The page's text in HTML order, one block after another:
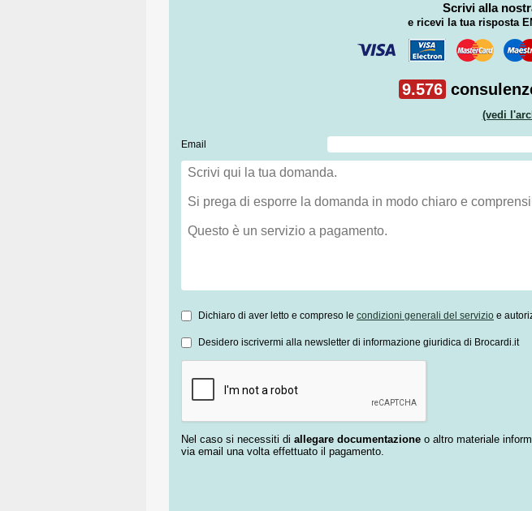
Scrivi alla
e ricevi la tua risposta
9.576
(vedi
Email
Dichiaro di aver letto e compreso le condizioni generali del servizio e
Desidero iscrivermi alla newsletter di informazione giuridica di Brocardi.it
Nel caso si necessiti di allegare documentazione o altro materiale
via email una volta effettuato il pagamento.